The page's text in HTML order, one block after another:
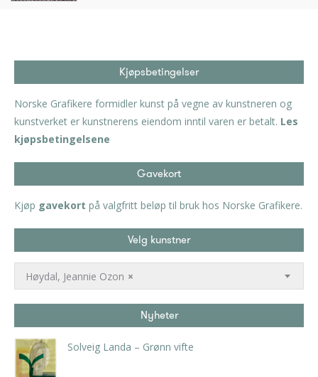
Kjøpsbetingelser
Norske Grafikere formidler kunst på vegne av kunstneren og
kunstverket er kunstnerens eiendom inntil varen er betalt. Les
kjøpsbetingelsene
Gavekort
Kjøp gavekort på valgfritt beløp til bruk hos Norske Grafikere.
Velg kunstner
×
Høydal, Jeannie Ozon
Nyheter
Solveig Landa – Grønn vifte